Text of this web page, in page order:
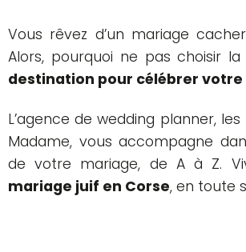
Vous rêvez d’un mariage
Alors, pourquoi ne pas choisir
destination pour célébrer votre
L’agence de wedding planner,
Madame, vous accompagne
de votre mariage, de A à Z.
mariage juif en Corse, en toute